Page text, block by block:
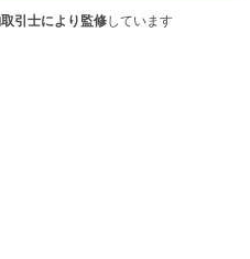
引士により監修しています